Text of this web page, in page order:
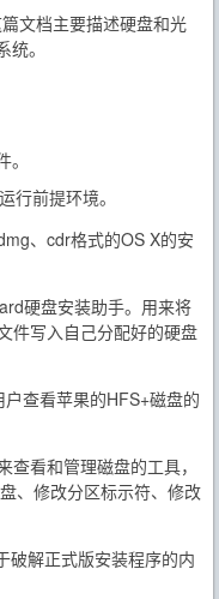
档主要描述硬盘和光
。
行前提环境。
、cdr格式的OS X的安
硬盘安装助手。用来将
件写入自己分配好的硬盘
查看苹果的HFS+磁盘的
看和管理磁盘的工具，
、修改分区标示符、修改
破解正式版安装程序的内